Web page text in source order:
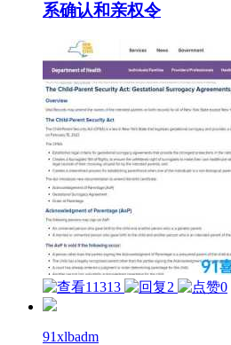
系确认和亲权令
11313 2 0
91xlbadm